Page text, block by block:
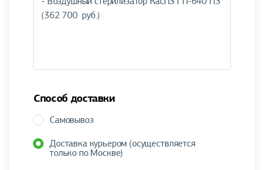
Способ доставки
Самовывоз
Доставка курьером (осуществляется
только по Москве)